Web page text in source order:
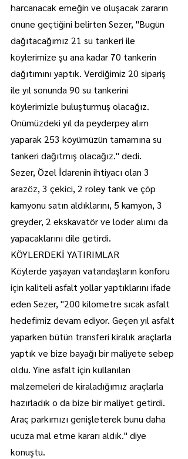
harcanacak emeğin ve oluşacak zararın
önüne geçtiğini belirten Sezer, "Bugün
dağıtacağımız 21 su tankeri ile
köylerimize şu ana kadar 70 tankerin
dağıtımını yaptık. Verdiğimiz 20 sipariş
ile yıl sonunda 90 su tankerini
köylerimizle buluşturmuş olacağız.
Önümüzdeki yıl da peyderpey alım
yaparak 253 köyümüzün tamamına su
tankeri dağıtmış olacağız." dedi.
Sezer, Özel İdarenin ihtiyacı olan 3
arazöz, 3 çekici, 2 roley tank ve çöp
kamyonu satın aldıklarını, 5 kamyon, 3
greyder, 2 ekskavatör ve loder alımı da
yapacaklarını dile getirdi.
KÖYLERDEKİ YATIRIMLAR
Köylerde yaşayan vatandaşların konforu
için kaliteli asfalt yollar yaptıklarını ifade
eden Sezer, "200 kilometre sıcak asfalt
hedefimiz devam ediyor. Geçen yıl asfalt
yaparken bütün transferi kiralık araçlarla
yaptık ve bize bayağı bir maliyete sebep
oldu. Yine asfalt için kullanılan
malzemeleri de kiraladığımız araçlarla
hazırladık o da bize bir maliyet getirdi.
Araç parkımızı genişleterek bunu daha
ucuza mal etme kararı aldık." diye
konuştu.